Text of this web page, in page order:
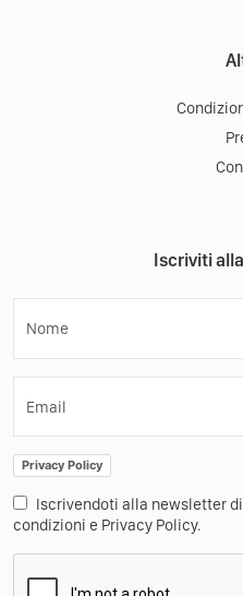
Iscriviti
Nome
Email
Privacy Policy
Iscrivendoti alla newsletter
condizioni e Privacy Policy.